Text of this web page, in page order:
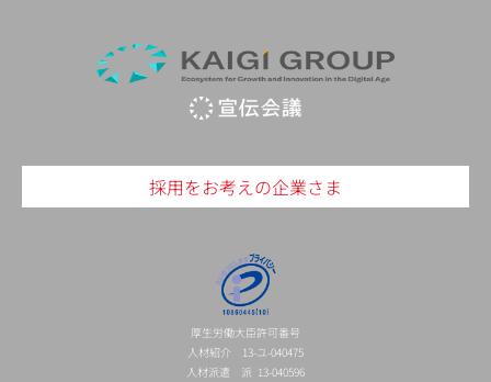
採用をお考えの企業さま
厚生労働大臣許可番号
人材紹介 13-ユ-040475
人材派遣 派 13-040596